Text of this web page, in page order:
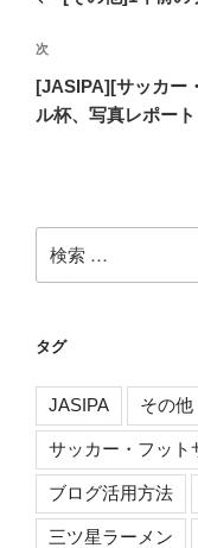
ビ
ゲ
ー
投
稿
次
の
投
次
[JASIPA][サッカー
ル杯、写真レポート
索:
タグ
JASIPA その他
サッカー・フット
ブログ活用方法
三ツ星ラーメン